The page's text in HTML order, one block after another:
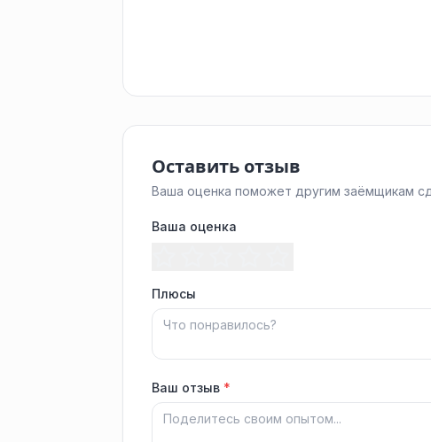
Оставить отзыв
Ваша оценка поможет другим заёмщикам
Ваша оценка
Плюсы
Ваш отзыв *